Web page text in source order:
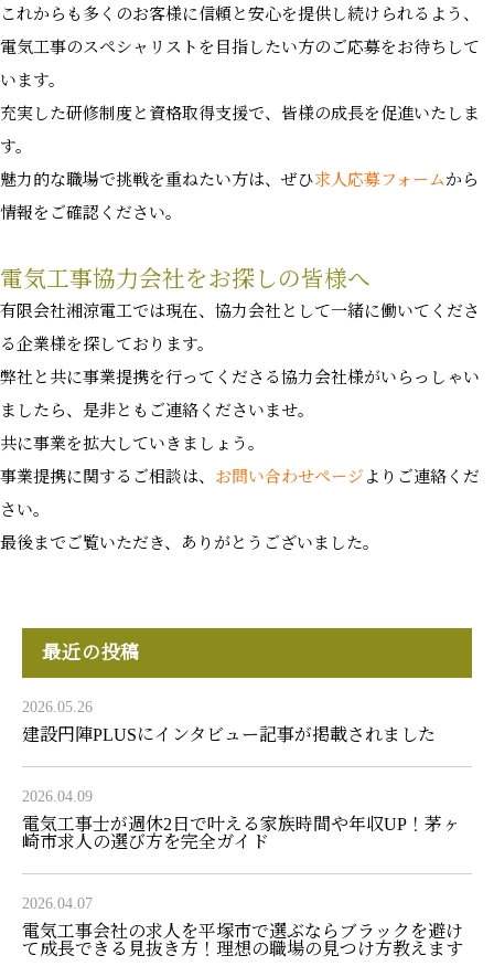
これからも多くのお客様に信頼と安心を提供し続けられるよう、
電気工事のスペシャリストを目指したい方のご応募をお待ちして
います。
充実した研修制度と資格取得支援で、皆様の成長を促進いたしま
す。
魅力的な職場で挑戦を重ねたい方は、ぜひ求人応募フォームから
情報をご確認ください。
電気工事協力会社をお探しの皆様へ
有限会社湘涼電工では現在、協力会社として一緒に働いてくださ
る企業様を探しております。
弊社と共に事業提携を行ってくださる協力会社様がいらっしゃい
ましたら、是非ともご連絡くださいませ。
共に事業を拡大していきましょう。
事業提携に関するご相談は、 お問い合わせページ よりご連絡くだ
さい。
最後までご覧いただき、ありがとうございました。
最近の投稿
2026.05.26
建設円陣PLUSにインタビュー記事が掲載されました
2026.04.09
電気工事士が週休2日で叶える家族時間や年収UP！茅ヶ
崎市求人の選び方を完全ガイド
2026.04.07
電気工事会社の求人を平塚市で選ぶならブラックを避け
て成長できる見抜き方！理想の職場の見つけ方教えます